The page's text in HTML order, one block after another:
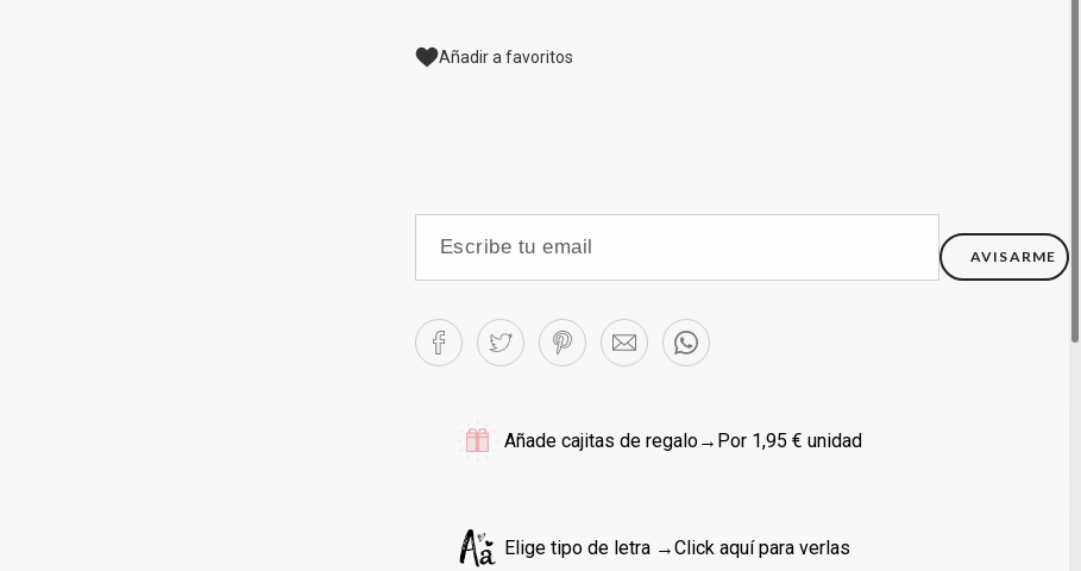
Añadir a favoritos
AVISARME
Añade cajitas de regalo→Por 1,95 € unidad
Elige tipo de letra →Click aquí para verlas